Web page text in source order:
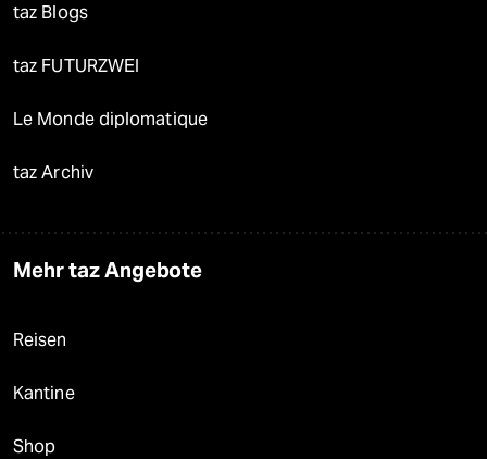
taz Blogs
taz FUTURZWEI
Le Monde diplomatique
taz Archiv
Mehr taz Angebote
Reisen
Kantine
Shop